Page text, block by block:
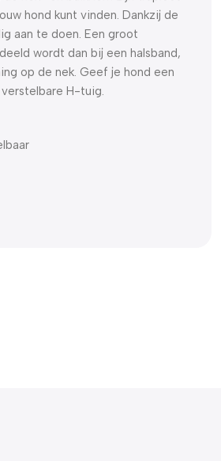
hond kunt vinden. Dankzij de
aan te doen. Een groot
wordt dan bij een halsband,
op de nek. Geef je hond een
H-tuig.